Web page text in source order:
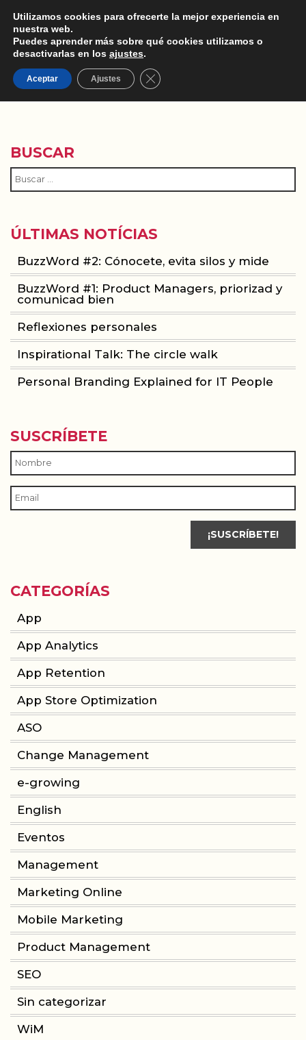
CONSULTORIA
FORMACIÓN
DRIVY
BUSCAR
ÚLTIMAS NOTÍCIAS
BuzzWord #2: Cónocete, evita silos y mide
BuzzWord #1: Product Managers, priorizad y
comunicad bien
Reflexiones personales
Inspirational Talk: The circle walk
Personal Branding Explained for IT People
SUSCRÍBETE
CATEGORÍAS
App
App Analytics
App Retention
App Store Optimization
ASO
Change Management
e-growing
English
Eventos
Management
Marketing Online
Mobile Marketing
Product Management
SEO
Sin categorizar
WiM
Utilizamos cookies para ofrecerte la mejor experiencia en
nuestra web.
Puedes aprender más sobre qué cookies utilizamos o
desactivarlas en los ajustes.
Aceptar Ajustes Cerrar el banner de cookies RGPD